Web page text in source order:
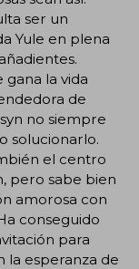
ser un
Yule en plena
gana la vida
de
no siempre
solucionarlo.
el centro
pero sabe bien
amorosa con
conseguido
para
la esperanza de